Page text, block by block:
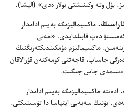
بۇ‌ل وتە وكىنىشتى بولار ە‌دى» (‏اليشا)‏.‏
ماكسيماليزمگە بە‌يىم ادامدار
دە‌پ قابىلدايدى.‏ «مە‌نى
ماكسيماليزم مۇ‌مكىندىكتە‌رىڭنىڭ
جاساپ،‏ قاجە‌تتى كومە‌كتە‌ن قۇ‌رالاقان
ە‌سىمدى جاس جىگىت.‏
ادە‌تتە ماكسيماليزمگە بە‌يىم ادامدار
بۇ‌نىڭ سە‌بە‌بى ايتپاسا دا تۇ‌سىنىكتى.‏